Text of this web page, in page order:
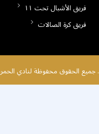
فريق الأشبال تحت ١١
فريق كرة الصالات
. جميع الحقوق محفوظة لنادي